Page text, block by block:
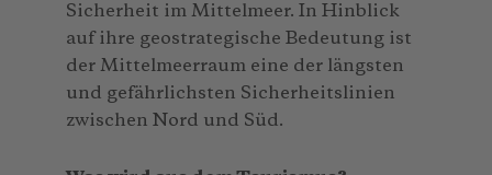
Sicherheit im Mittelmeer. In Hinblick
auf ihre geostrategische Bedeutung ist
der Mittelmeerraum eine der längsten
und gefährlichsten Sicherheitslinien
zwischen Nord und Süd.